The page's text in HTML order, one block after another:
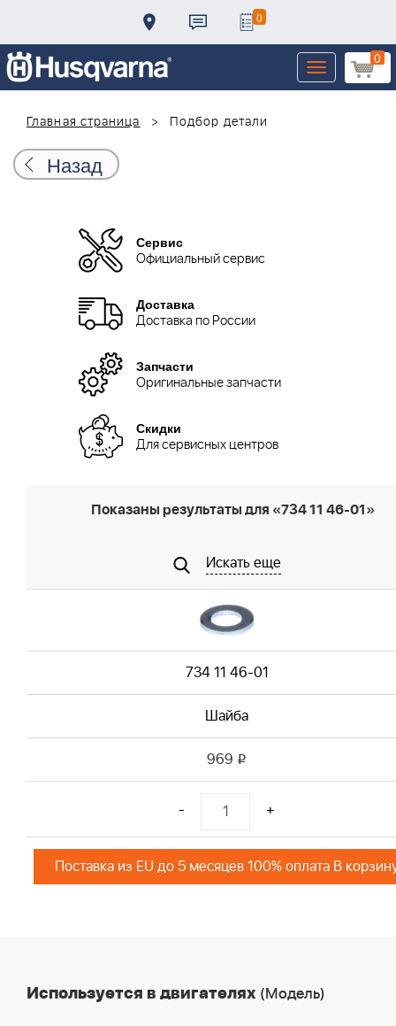
0
0
Toggle
navigation
Главная страница
Подбор детали
Назад
Сервис
Официальный сервис
Доставка
Доставка по России
Запчасти
Оригинальные запчасти
Скидки
Для сервисных центров
Показаны результаты для «734 11 46-01»
Искать еще
734 11 46-01
Шайба
969 i
- +
Поставка из EU до 5 месяцев 100% оплата В
Используется в двигателях (Модель)